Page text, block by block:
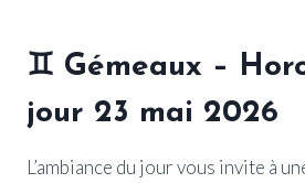
♊ Gémeaux –
jour 23 mai 2026
L’ambiance du jour vous invite à